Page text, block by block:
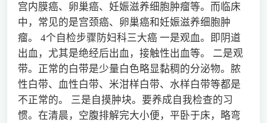
宫内膜癌、卵巢癌、妊娠滋养细胞肿瘤等。而临床
中，常见的是宫颈癌、卵巢癌和妊娠滋养细胞肿
瘤。 4个自检步骤防妇科三大癌 一是观血。即阴道
出血，尤其是绝经后出血，接触性出血等。 二是观
带。正常的白带是少量白色略显黏稠的分泌物。脓
性白带、血性白带、米泔样白带、水样白带等都是
不正常的。 三是自摸肿块。要养成自我检查的习
惯。在清晨，空腹排解完大小便，平卧于床，略弯